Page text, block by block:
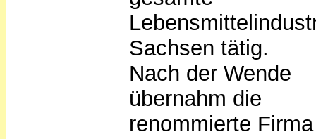
Sachsen tätig.
Nach der Wende
übernahm die
renommierte Firma